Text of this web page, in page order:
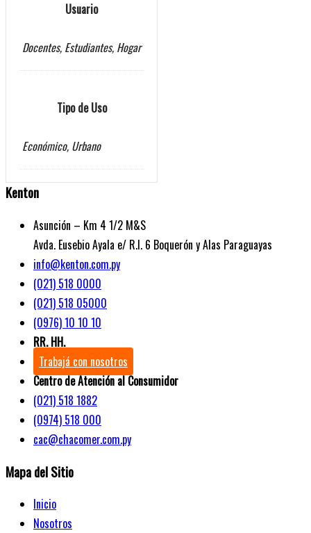
Usuario
Docentes, Estudiantes, Hogar
Tipo de Uso
Económico, Urbano
Kenton
Asunción – Km 4 1/2 M&S
Avda. Eusebio Ayala e/ R.I. 6 Boquerón y Alas Paraguayas
info@kenton.com.py
(021) 518 0000
(021) 518 05000
(0976) 10 10 10
RR. HH.
Trabajá con nosotros
Centro de Atención al Consumidor
(021) 518 1882
(0974) 518 000
cac@chacomer.com.py
Mapa del Sitio
Inicio
Nosotros